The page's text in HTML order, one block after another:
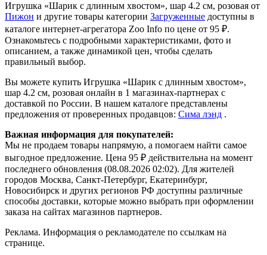
Игрушка «Шарик с длинным хвостом», шар 4.2 см, розовая от
Пижон и другие товары категории Загруженные доступны в
каталоге интернет-агрегатора Zoo Info по цене от 95 ₽.
Ознакомьтесь с подробными характеристиками, фото и
описанием, а также динамикой цен, чтобы сделать
правильный выбор.
Вы можете купить Игрушка «Шарик с длинным хвостом»,
шар 4.2 см, розовая онлайн в 1 магазинах-партнерах с
доставкой по России. В нашем каталоге представлены
предложения от проверенных продавцов: Сима лэнд .
Важная информация для покупателей:
Мы не продаем товары напрямую, а помогаем найти самое
выгодное предложение. Цена 95 ₽ действительна на момент
последнего обновления (08.08.2026 02:02). Для жителей
городов Москва, Санкт-Петербург, Екатеринбург,
Новосибирск и других регионов РФ доступны различные
способы доставки, которые можно выбрать при оформлении
заказа на сайтах магазинов партнеров.
Реклама. Информация о рекламодателе по ссылкам на
странице.